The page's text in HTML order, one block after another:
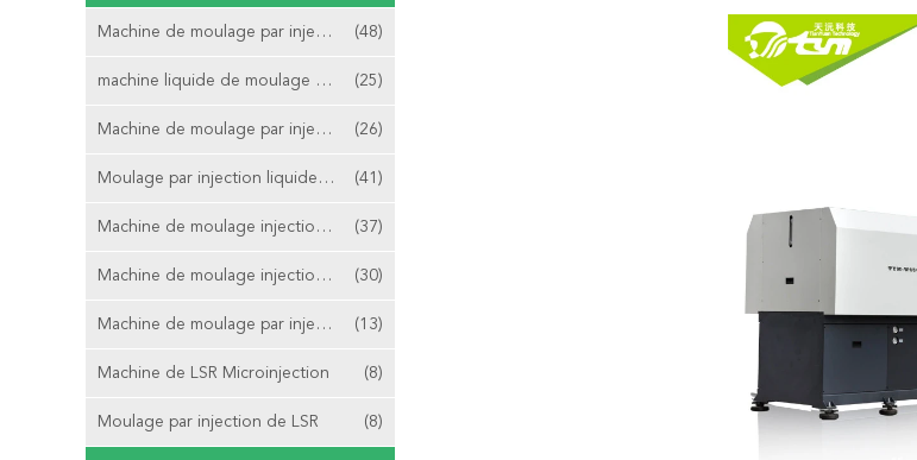
Machine de moulage par injection de LSR (48)
machine liquide de moulage par injection (25)
Machine de moulage par injection de silicone (26)
Moulage par injection liquide en caoutchouc de silicone (41)
Machine de moulage injection horizontale de LSR (37)
Machine de moulage injection verticale de LSR (30)
Machine de moulage par injection de tir de LSR 2 (13)
Machine de LSR Microinjection (8)
Moulage par injection de LSR (8)